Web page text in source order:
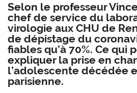
Selon le professeur
chef de service du
virologie aux CHU de
de dépistage du
fiables qu’à 70%. Ce qui
expliquer la prise en
l’adolescente décédée
parisienne.